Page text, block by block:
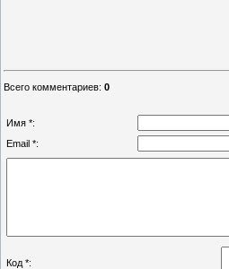
Всего комментариев: 0
Имя *:
Email *:
Код *: